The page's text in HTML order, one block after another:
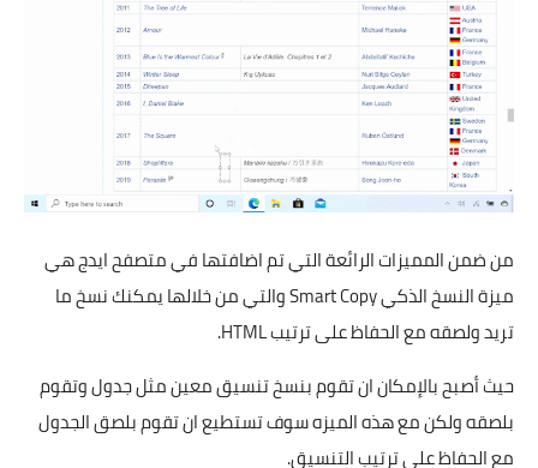
من ضمن المميزات الرائعة التي تم اضافتها في متصفح ايدج هي
ميزة النسخ الذكي Smart Copy والتي من خلالها يمكنك نسخ ما
تريد ولصقه مع الحفاظ على ترتيب HTML.
حيث أصبح بالإمكان ان تقوم بنسخ تنسيق معين مثل جدول وتقوم
بلصقه ولكن مع هذه الميزه سوف تستطيع ان تقوم بلصق الجدول
مع الحفاظ على ترتيب التنسيق.